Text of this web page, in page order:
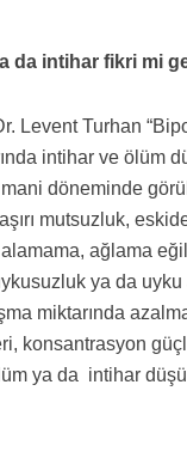
da intihar fikri mi
Levent Turhan
intihar ve ölüm
döneminde
mutsuzluk,
ağlama
ya da uyku
miktarında
konsantrasyon
ya da intihar